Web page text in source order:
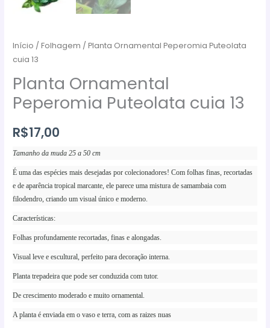
Início /Folhagem / Planta Ornamental Peperomia Puteolata
cuia 13
Planta Ornamental
Peperomia Puteolata cuia 13
R$17,00
Tamanho da muda 25 a 50 cm
É uma das espécies mais desejadas por colecionadores! Com folhas finas, recortadas
e de aparência tropical marcante, ele parece uma mistura de samambaia com
filodendro, criando um visual único e moderno.
Características:
Folhas profundamente recortadas, finas e alongadas.
Visual leve e escultural, perfeito para decoração interna.
Planta trepadeira que pode ser conduzida com tutor.
De crescimento moderado e muito ornamental.
A planta é enviada em o vaso e terra, com as raizes nuas